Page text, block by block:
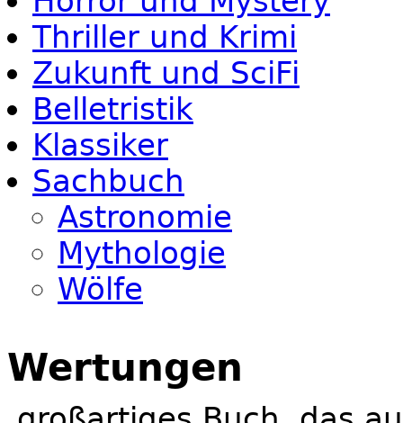
Thriller und Krimi
Zukunft und SciFi
Belletristik
Klassiker
Sachbuch
Astronomie
Mythologie
Wölfe
Wertungen